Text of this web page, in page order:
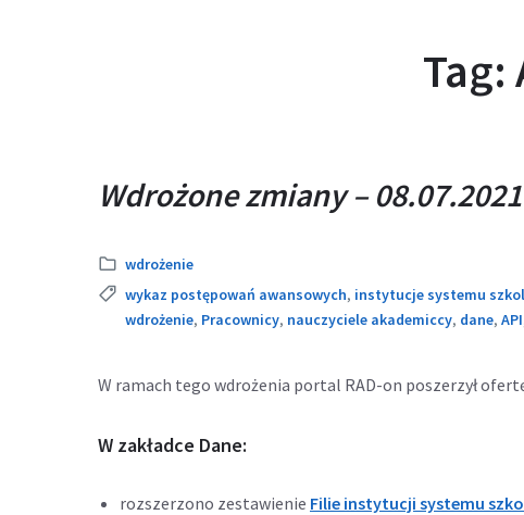
Tag:
Wdrożone zmiany –
Kategoria:
wdrożenie
Tags:
wykaz postępowań awansowych, instytucje systemu
wdrożenie, Pracownicy, nauczyciele akademiccy, dane, API
W ramach tego wdrożenia portal RAD-on poszerzył
W zakładce Dane:
rozszerzono zestawienie Filie instytucji systemu